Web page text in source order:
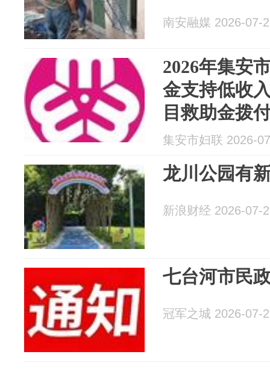
南安融媒 2026-07-
2026年集安
金支持低收
目救助金拨
集安市妇联 2026-
龙川公园有
新浪财经 2026-07-
七台河市民
冠军之城 2026-07-